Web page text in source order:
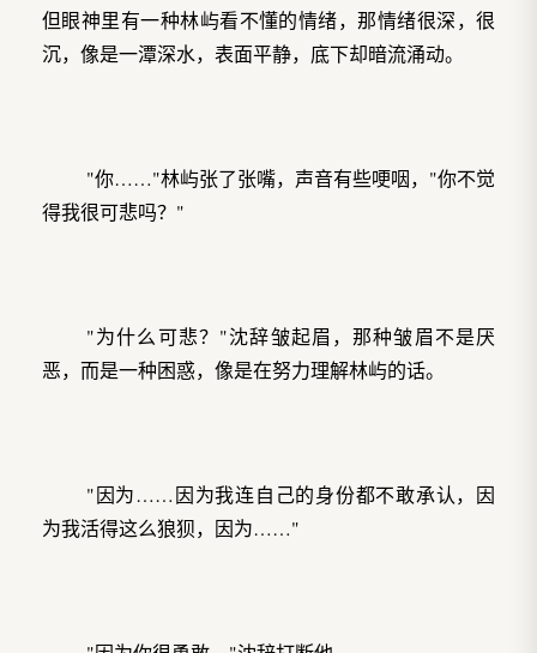
但眼神里有一种林屿看不懂的情绪，那情绪很深，很
沉，像是一潭深水，表面平静，底下却暗流涌动。
"你……"林屿张了张嘴，声音有些哽咽，"你不觉
得我很可悲吗？"
"为什么可悲？"沈辞皱起眉，那种皱眉不是厌
恶，而是一种困惑，像是在努力理解林屿的话。
"因为……因为我连自己的身份都不敢承认，因
为我活得这么狼狈，因为……"